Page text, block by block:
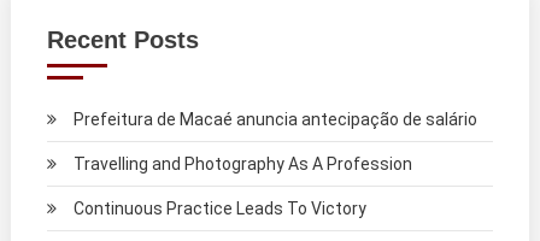
Recent Posts
Prefeitura de Macaé anuncia antecipação de salário
Travelling and Photography As A Profession
Continuous Practice Leads To Victory